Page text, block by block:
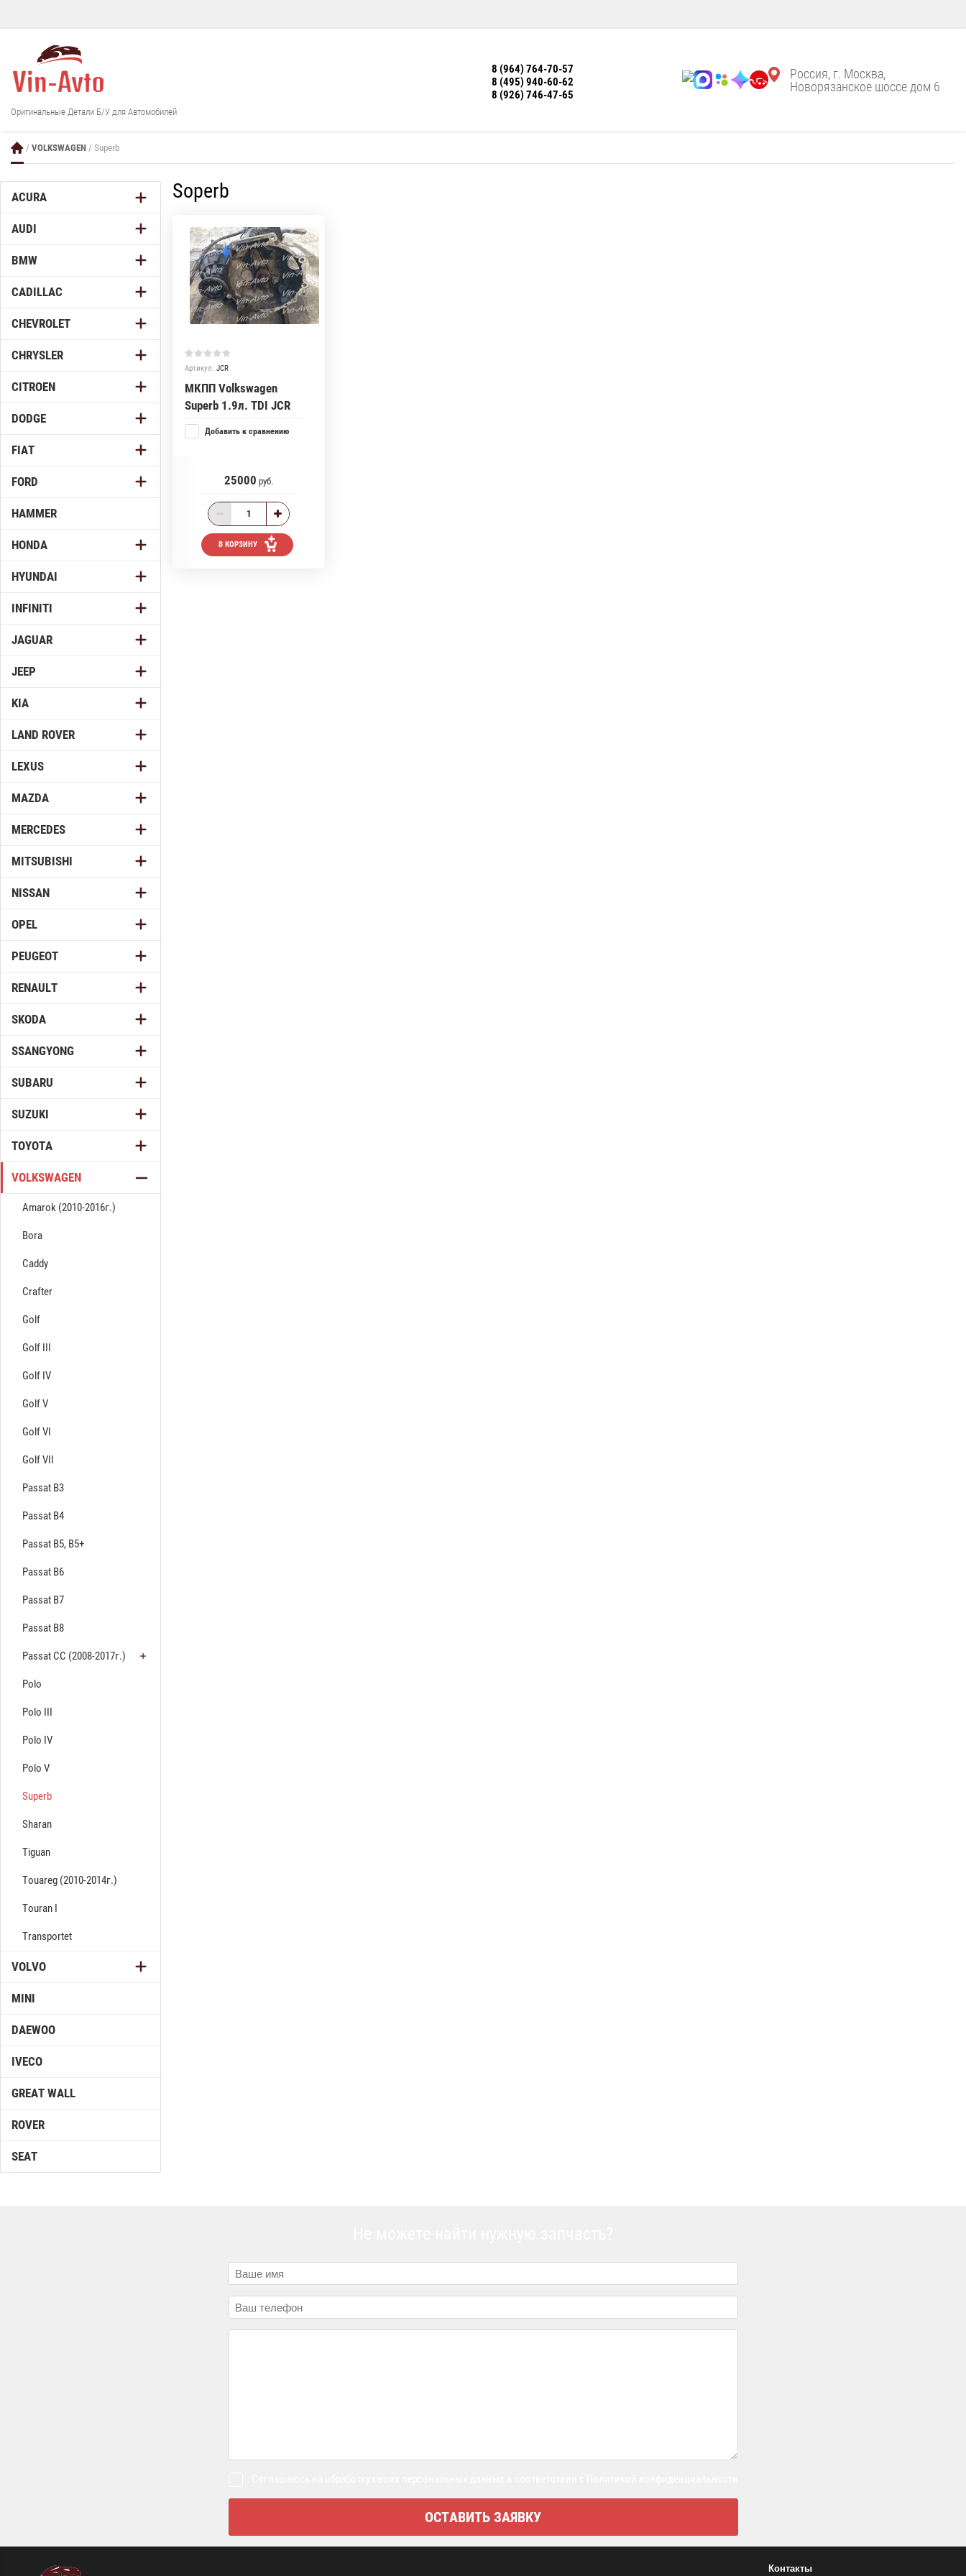
Оригинальные Детали Б/У для Автомобилей
8 (964) 764-70-57
8 (495) 940-60-62
8 (926) 746-47-65
Россия, г. Москва,
Новорязанское шоссе дом 6
/ VOLKSWAGEN / Superb
ACURA
AUDI
BMW
CADILLAC
CHEVROLET
CHRYSLER
CITROEN
DODGE
FIAT
FORD
HAMMER
HONDA
HYUNDAI
INFINITI
JAGUAR
JEEP
KIA
LAND ROVER
LEXUS
MAZDA
MERCEDES
MITSUBISHI
NISSAN
OPEL
PEUGEOT
RENAULT
SKODA
SSANGYONG
SUBARU
SUZUKI
TOYOTA
VOLKSWAGEN
Amarok (2010-2016г.)
Bora
Caddy
Crafter
Golf
Golf III
Golf IV
Golf V
Golf VI
Golf VII
Passat B3
Passat B4
Passat B5, B5+
Passat B6
Passat B7
Passat B8
Passat CC (2008-2017г.)
Polo
Polo III
Polo IV
Polo V
Superb
Sharan
Tiguan
Touareg (2010-2014г.)
Touran I
Transportet
VOLVO
MINI
DAEWOO
IVECO
GREAT WALL
ROVER
SEAT
Soperb
Артикул: JCR
МКПП Volkswagen
Superb 1.9л. TDI JCR
Добавить к сравнению
25000 руб.
В КОРЗИНУ
Контакты